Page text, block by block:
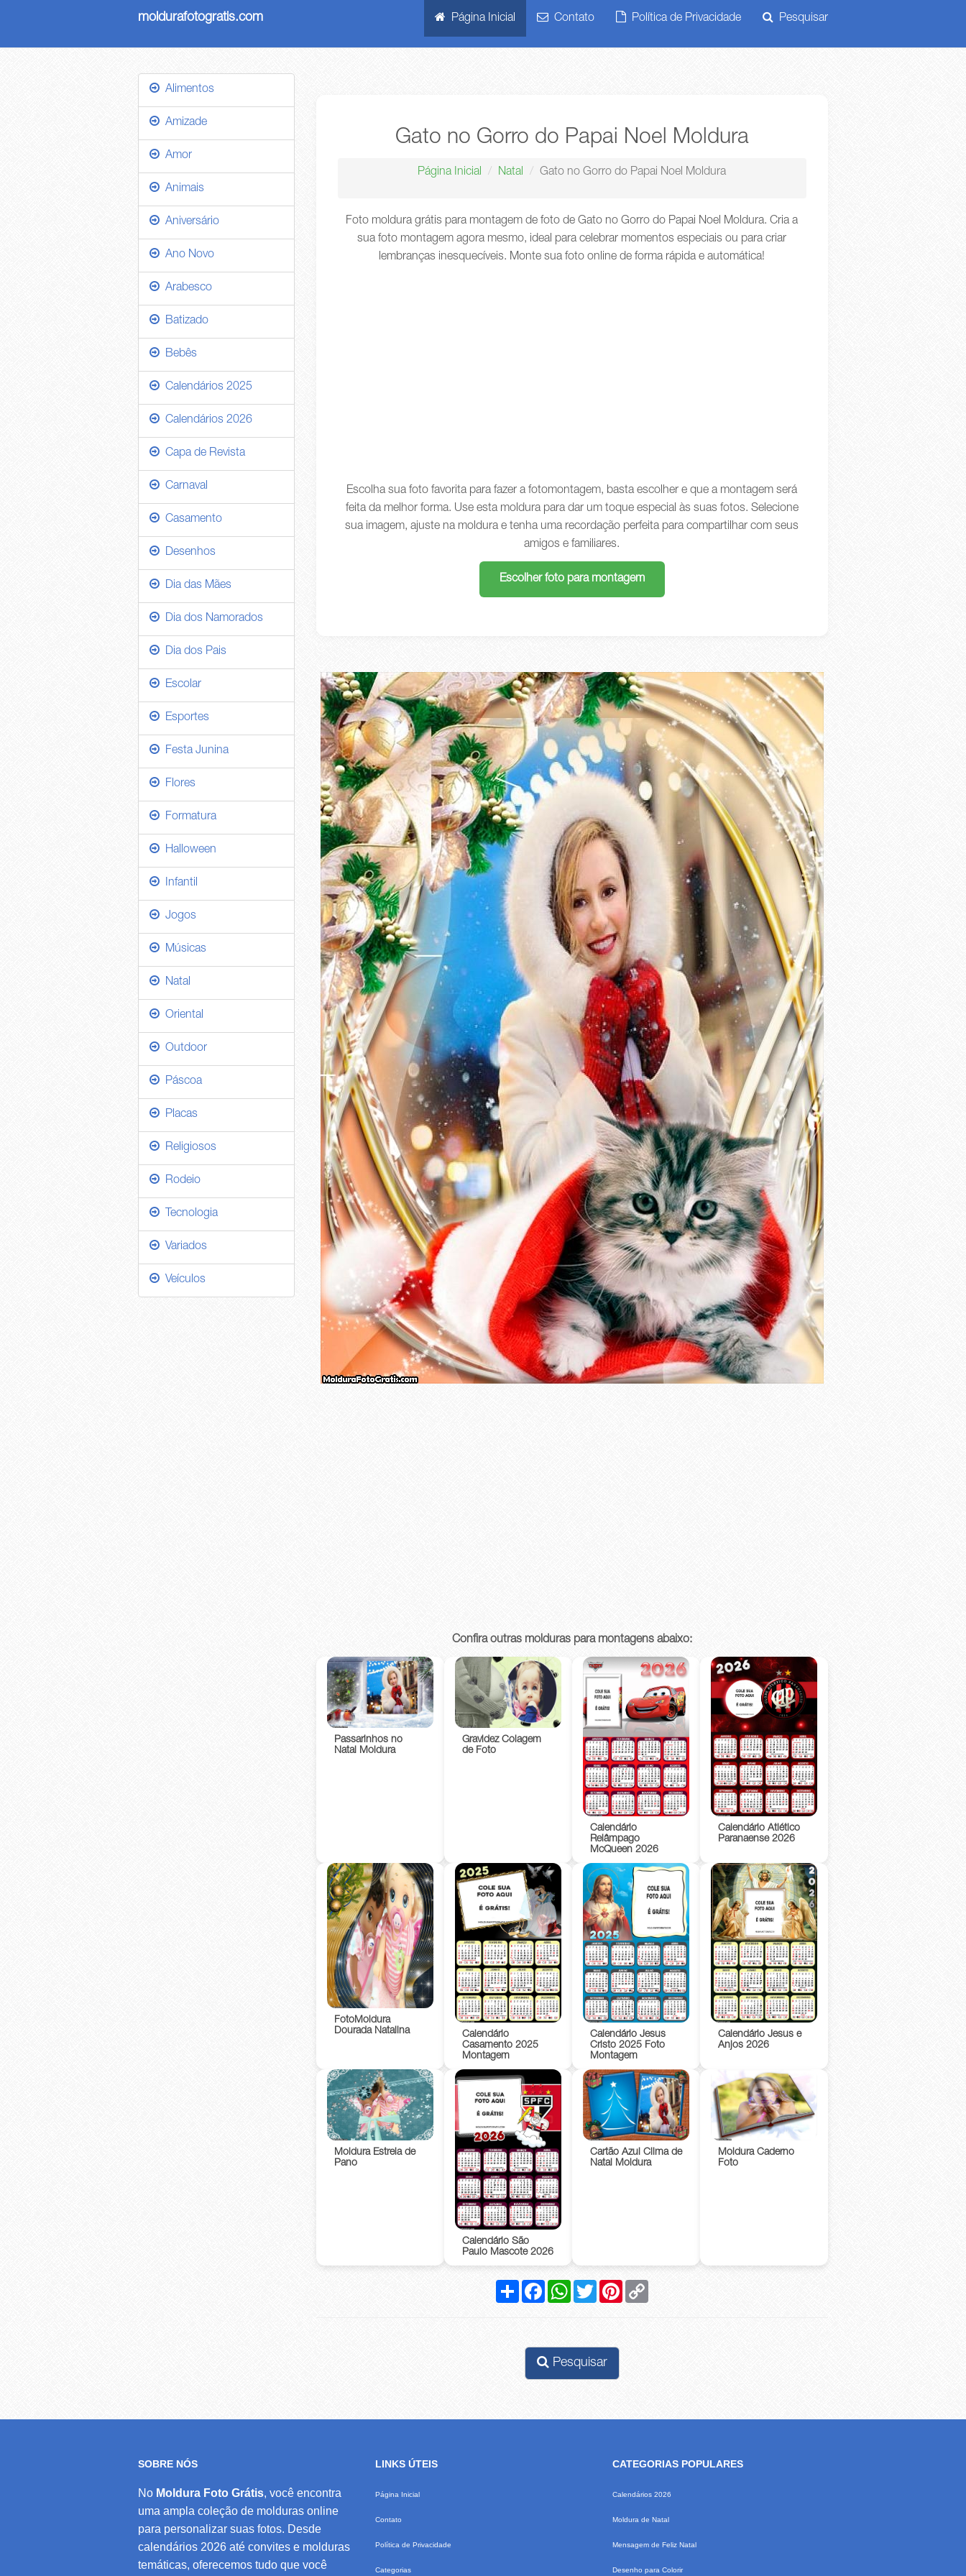
moldurafotogratis.com Página Inicial Contato Política de Privacidade Pesquisar
Gato no Gorro do Papai Noel Moldura
Página Inicial Natal Gato no Gorro do Papai Noel Moldura
Foto moldura grátis para montagem de foto de Gato no Gorro do Papai Noel Moldura. Cria a
sua foto montagem agora mesmo, ideal para celebrar momentos especiais ou para criar
lembranças inesquecíveis. Monte sua foto online de forma rápida e automática!
Escolha sua foto favorita para fazer a fotomontagem, basta escolher e que a montagem será
feita da melhor forma. Use esta moldura para dar um toque especial às suas fotos. Selecione
sua imagem, ajuste na moldura e tenha uma recordação perfeita para compartilhar com seus
amigos e familiares.
Escolher foto para montagem
Confira outras molduras para montagens abaixo:
Passarinhos no
Natal Moldura
Gravidez Colagem
de Foto
Calendário
Relâmpago
McQueen 2026
Calendário Atlético
Paranaense 2026
FotoMoldura
Dourada Natalina
Calendário
Casamento 2025
Montagem
Calendário Jesus
Cristo 2025 Foto
Montagem
Calendário Jesus e
Anjos 2026
Moldura Estrela de
Pano
Calendário São
Paulo Mascote 2026
Cartão Azul Clima de
Natal Moldura
Moldura Caderno
Foto
Compartilhar
FacebookWhatsApp
TwitterPinterestCopy
Pesquisar
Alimentos
Amizade
Amor
Animais
Aniversário
Ano Novo
Arabesco
Batizado
Bebês
Calendários 2025
Calendários 2026
Capa de Revista
Carnaval
Casamento
Desenhos
Dia das Mães
Dia dos Namorados
Dia dos Pais
Escolar
Esportes
Festa Junina
Flores
Formatura
Halloween
Infantil
Jogos
Músicas
Natal
Oriental
Outdoor
Páscoa
Placas
Religiosos
Rodeio
Tecnologia
Variados
Veículos
SOBRE NÓS
No Moldura Foto Grátis, você encontra
uma ampla coleção de molduras online
para personalizar suas fotos. Desde
calendários 2026 até convites e molduras
temáticas, oferecemos tudo que você
LINKS ÚTEIS
Página Inicial
Contato
Política de Privacidade
Categorias
CATEGORIAS POPULARES
Calendários 2026
Moldura de Natal
Mensagem de Feliz Natal
Desenho para Colorir